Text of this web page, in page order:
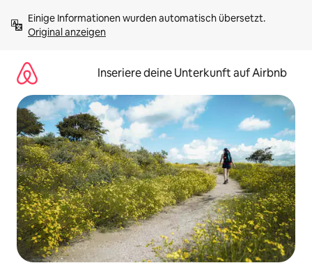
Inhalten
springenOriginal anzeigen
Inseriere deine Unterkunft auf Airbnb